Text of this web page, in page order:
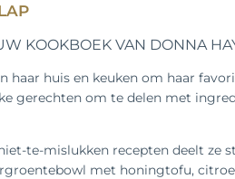
KOOKBOEK VAN DONNA
haar huis en keuken om haar
gerechten om te delen met
te-mislukken recepten deelt
met honingtofu,